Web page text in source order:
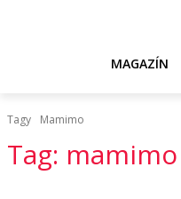
MAGAZÍN
Tagy Mamimo
Tag: mamimo